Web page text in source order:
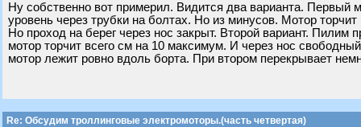
Ну собственно вот примерил. Видится два варианта.
уровень через трубки на болтах. Но из минусов. Мотор
Но проход на берег через нос закрыт. Второй вариант.
мотор торчит всего см на 10 максимум. И через нос
мотор лежит ровно вдоль борта. При втором перекрывает
Re: Обсудим троллинговые электромоторы.(часть четвертая)